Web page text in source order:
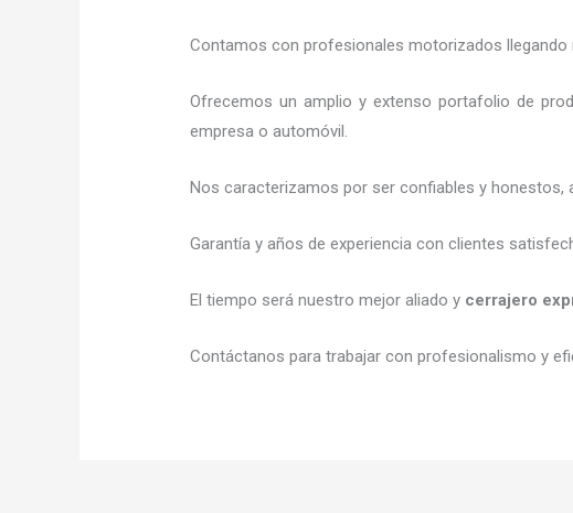
Contamos con profesionales motorizados llegando
Ofrecemos un amplio y extenso portafolio de
empresa o automóvil.
Nos caracterizamos por ser confiables y
Garantía y años de experiencia con clientes
El tiempo será nuestro mejor aliado y cerrajero
Contáctanos para trabajar con profesionalismo y